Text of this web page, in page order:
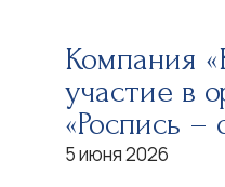
Компания
участие в
«Роспись
5 июня 2026